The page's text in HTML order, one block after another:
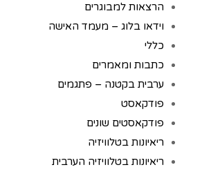
הרצאות למבוגרים
וידאו בלוג – מעמד האישה
כללי
כתבות ומאמרים
ערבית בקטנה – פתגמים
פודקאסט
פודקאסטים שונים
ריאיונות בטלוויזיה
ריאיונות בטלוויזיה הערבית